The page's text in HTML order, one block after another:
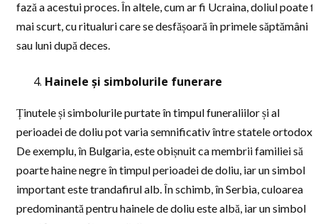
fază a acestui proces. În altele, cum ar fi Ucraina, doliul poate fi
mai scurt, cu ritualuri care se desfășoară în primele săptămâni
sau luni după deces.
Hainele și simbolurile funerare
Ținutele și simbolurile purtate în timpul funeraliilor și al
perioadei de doliu pot varia semnificativ între statele
De exemplu, în Bulgaria, este obișnuit ca membrii familiei să
poarte haine negre în timpul perioadei de doliu, iar un simbol
important este trandafirul alb. În schimb, în Serbia, culoarea
predominantă pentru hainele de doliu este albă, iar un simbol